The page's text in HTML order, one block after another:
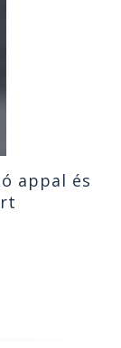
appal és